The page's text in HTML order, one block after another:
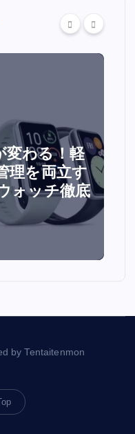
変わる！軽
理を両立す
ォッチ徹底
by Tentaitenmon